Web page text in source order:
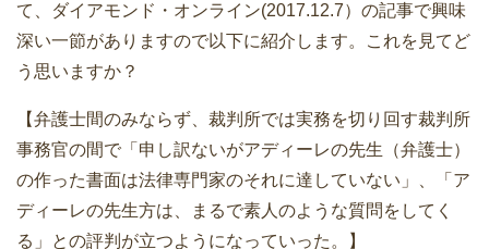
て、ダイアモンド・オンライン(2017.12.7）の記事で興味
深い一節がありますので以下に紹介します。これを見てど
う思いますか？
【弁護士間のみならず、裁判所では実務を切り回す裁判所
事務官の間で「申し訳ないがアディーレの先生（弁護士）
の作った書面は法律専門家のそれに達していない」、「ア
ディーレの先生方は、まるで素人のような質問をしてく
る」との評判が立つようになっていった。】